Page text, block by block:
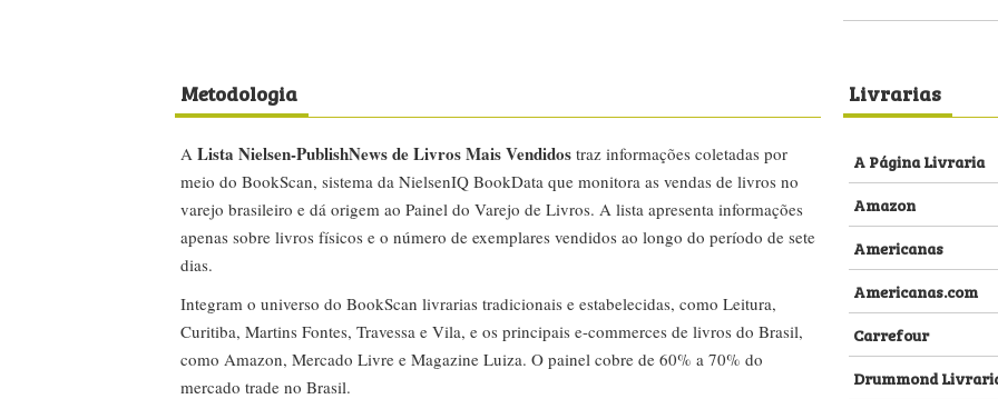
Metodologia
A Lista Nielsen-PublishNews de Livros Mais Vendidos traz informações coletadas por
meio do BookScan, sistema da NielsenIQ BookData que monitora as vendas de livros no
varejo brasileiro e dá origem ao Painel do Varejo de Livros. A lista apresenta informações
apenas sobre livros físicos e o número de exemplares vendidos ao longo do período de sete
dias.
Integram o universo do BookScan livrarias tradicionais e estabelecidas, como Leitura,
Curitiba, Martins Fontes, Travessa e Vila, e os principais e-commerces de livros do Brasil,
como Amazon, Mercado Livre e Magazine Luiza. O painel cobre de 60% a 70% do
mercado trade no Brasil.
Livrarias
A Página Livraria
Amazon
Americanas
Americanas.com
Carrefour
Drummond